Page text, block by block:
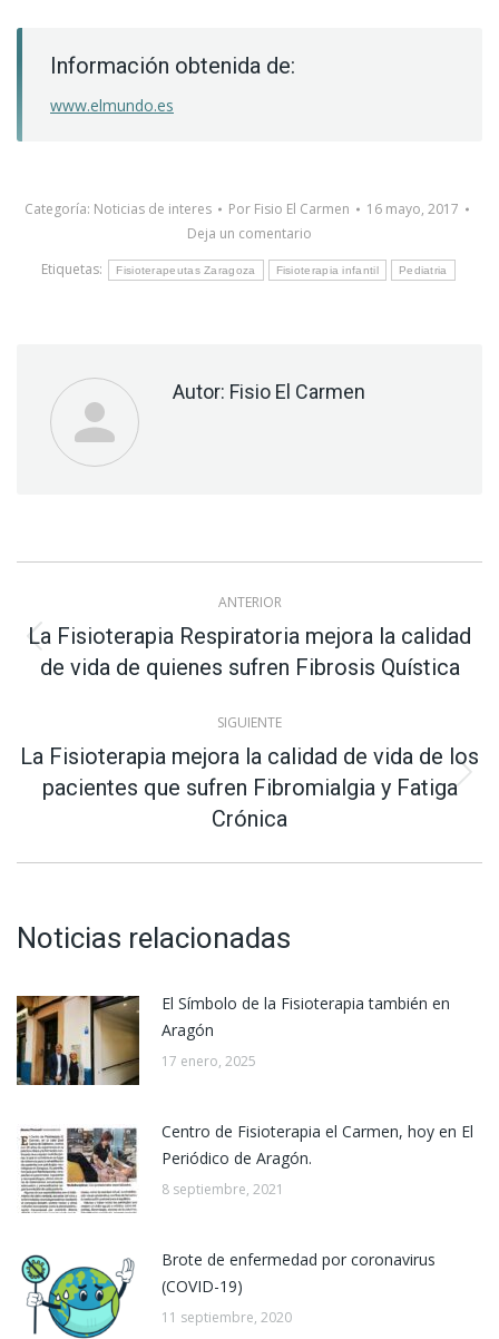
Información obtenida de:
www.elmundo.es
Categoría: Noticias de interes Por Fisio El Carmen
16 mayo, 2017
Deja un comentario
Etiquetas:
Fisioterapeutas Zaragoza Fisioterapia infantil Pediatria
Autor: Fisio El Carmen
Navegación
entre
publicaciones
ANTERIOR
Publicación
anterior:
La Fisioterapia Respiratoria mejora la calidad
de vida de quienes sufren Fibrosis Quística
SIGUIENTE
Publicación
siguiente:
La Fisioterapia mejora la calidad de vida de los
pacientes que sufren Fibromialgia y Fatiga
Crónica
Noticias relacionadas
El Símbolo de la Fisioterapia también en
Aragón
17 enero, 2025
Centro de Fisioterapia el Carmen, hoy en El
Periódico de Aragón.
8 septiembre, 2021
Brote de enfermedad por coronavirus
(COVID-19)
11 septiembre, 2020